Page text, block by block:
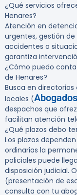
¿Qué servicios
Henares?
Atención en
urgentes, gestión
accidentes o
garantiza
¿Cómo puedo
de Henares?
Busca en
locales (
despachos que
facilitan atención
¿Qué plazos debo
Los plazos
ordinarias la
policiales puede
disposición judicial.
(presentación de
consulta con tu